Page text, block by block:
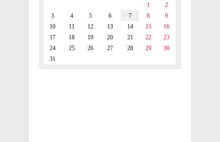
1
2
3
4 5 6 7 8
9
10
11 12 13 14 15
16
17
18 19 20 21 22
23
24
25 26 27 28 29
30
31